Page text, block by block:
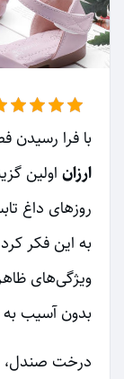
با فرا رسیدن
ارزان اولین
روزهای داغ
به این فکر
ویژگی‌های
بدون آسیب به
درخت صندل،